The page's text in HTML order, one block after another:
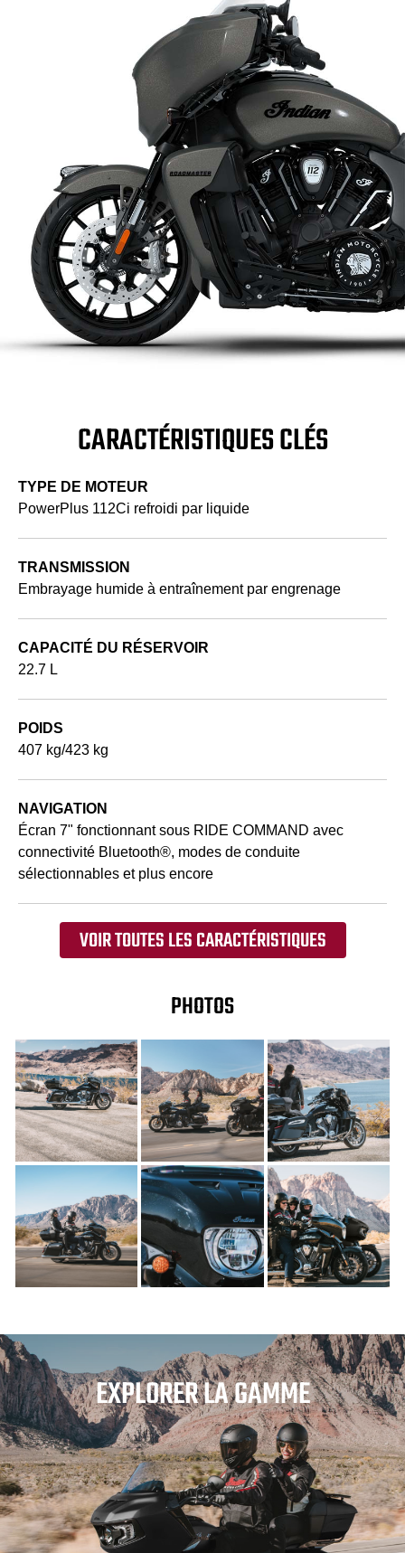
CARACTÉRISTIQUES CLÉS
TYPE DE MOTEUR
PowerPlus 112Ci refroidi par liquide
TRANSMISSION
Embrayage humide à entraînement par engrenage
CAPACITÉ DU RÉSERVOIR
22.7 L
POIDS
407 kg/423 kg
NAVIGATION
Écran 7" fonctionnant sous RIDE COMMAND avec
connectivité Bluetooth®, modes de conduite
sélectionnables et plus encore
VOIR TOUTES LES CARACTÉRISTIQUES
PHOTOS
EXPLORER LA GAMME